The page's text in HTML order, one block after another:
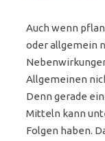
Auch wenn
oder allgemein
Allgemeinen
Denn gerade
Mitteln kann
Folgen haben.